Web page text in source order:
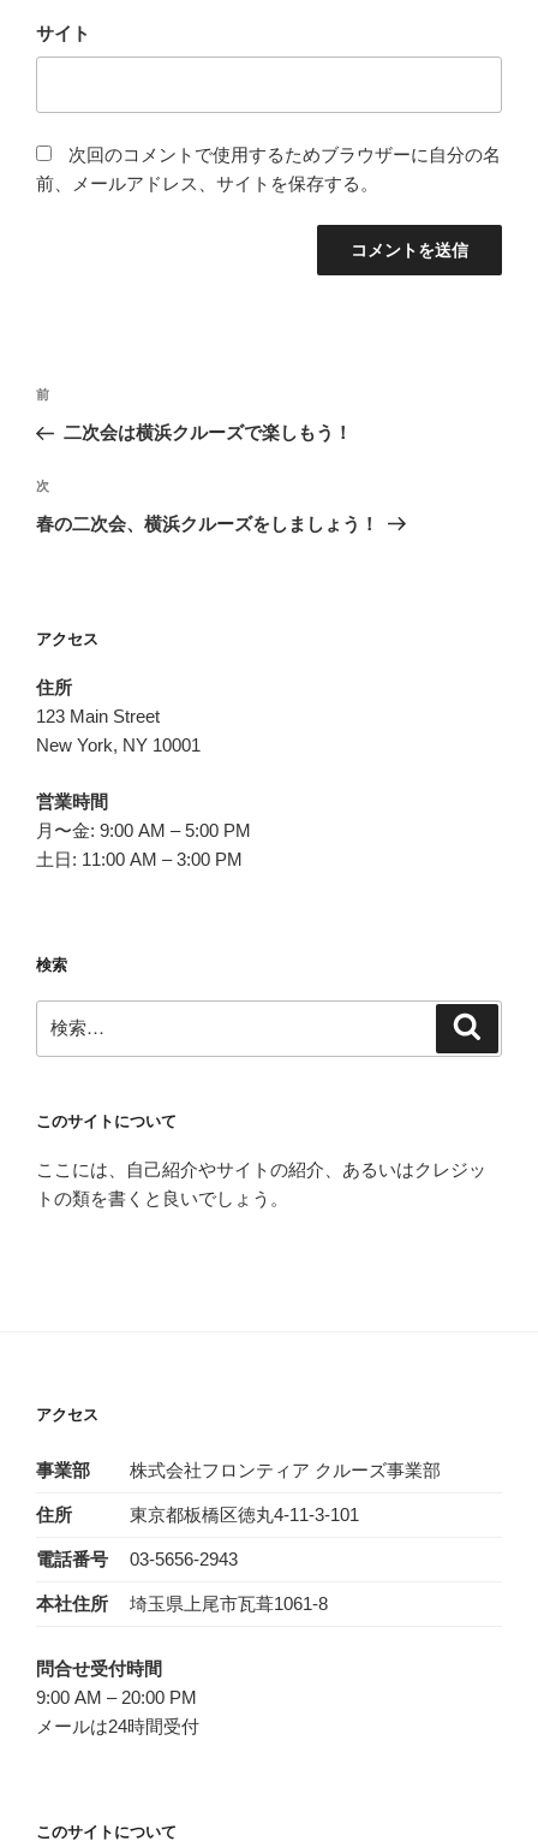
サイト
次回のコメントで使用するためブラウザーに自分の名
前、メールアドレス、サイトを保存する。
投
ビ
ゲ
ン
前
の
稿
前
二次会は横浜クルーズで楽しもう！
次
の
次
春の二次会、横浜クルーズをしましょう！
アクセス
住所
123 Main Street
New York, NY 10001
営業時間
月〜金: 9:00 AM – 5:00 PM
土日: 11:00 AM – 3:00 PM
検索
検
索:
このサイトについて
ここには、自己紹介やサイトの紹介、あるいはクレジッ
トの類を書くと良いでしょう。
アクセス
事業部 株式会社フロンティア クルーズ事業部
住所 東京都板橋区徳丸4-11-3-101
電話番号 03-5656-2943‬
本社住所 埼玉県上尾市瓦葺1061-8
問合せ受付時間
9:00 AM – 20:00 PM
メールは24時間受付
このサイトについて